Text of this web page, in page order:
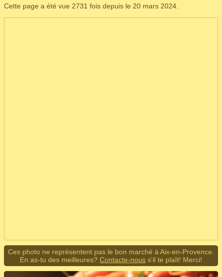
Cette page a été vue 2731 fois depuis le 20 mars 2024.
Ces photo ne représentent pas le bon marché à Aix-en-Provence.
En as-tu des meilleures? Contacte-nous s'il te plaît! Merci!